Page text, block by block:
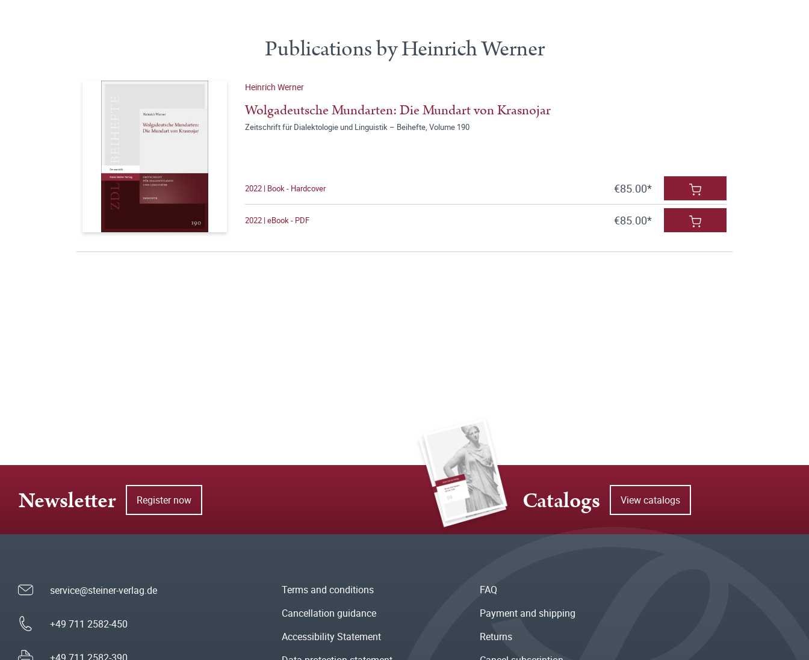
Publications by Heinrich Werner
Heinrich Werner
Wolgadeutsche Mundarten: Die Mundart von Krasnojar
Zeitschrift für Dialektologie und Linguistik – Beihefte, Volume 190
2022 | Book - Hardcover €85.00*
2022 | eBook - PDF €85.00*
Newsletter Register now Catalogs View catalogs
service@steiner-verlag.de
+49 711 2582-450
Terms and conditions
Cancellation guidance
Accessibility Statement
FAQ
Payment and shipping
Returns